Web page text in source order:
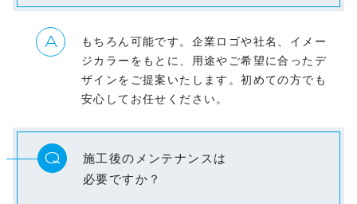
A
もちろん可能です。企業ロゴや社名、イメー
ジカラーをもとに、用途やご希望に合ったデ
ザインをご提案いたします。初めての方でも
安心してお任せください。
Q
施工後のメンテナンスは
必要ですか？